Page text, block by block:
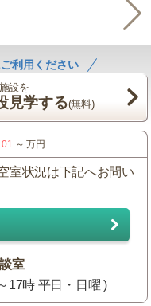
利用ください
設を
見学する(無料)
.01 ～万円
室状況は下記へお問い
室
17時 平日・日曜 )